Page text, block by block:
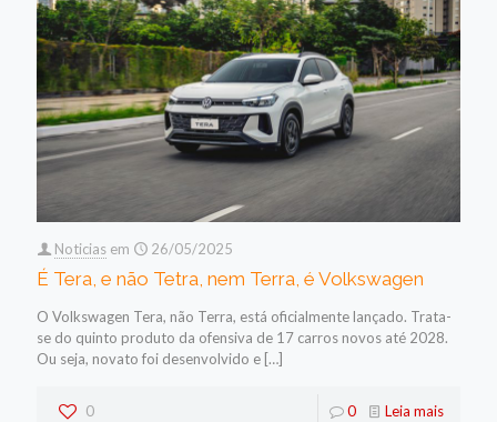
Noticias em 26/05/2025
É Tera, e não Tetra, nem Terra, é Volkswagen
O Volkswagen Tera, não Terra, está oficialmente lançado. Trata-
se do quinto produto da ofensiva de 17 carros novos até 2028.
Ou seja, novato foi desenvolvido e […]
0 0 Leia mais